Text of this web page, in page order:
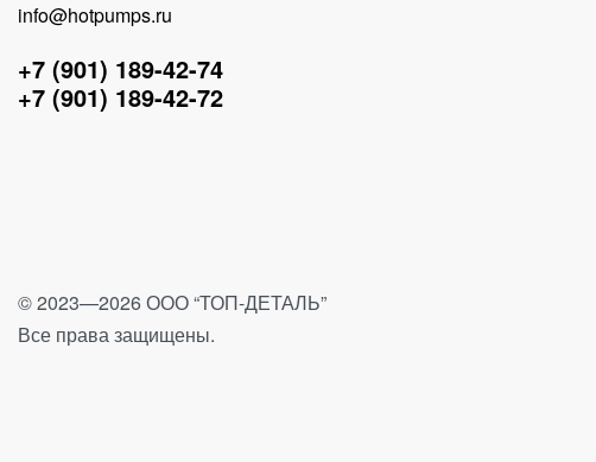
info@hotpumps.ru
+7 (901) 189-42-74
+7 (901) 189-42-72
© 2023—2026 ООО “ТОП-ДЕТАЛЬ”
Все права защищены.